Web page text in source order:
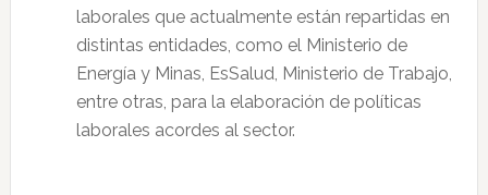
laborales que actualmente están repartidas en
distintas entidades, como el Ministerio de
Energía y Minas, EsSalud, Ministerio de Trabajo,
entre otras, para la elaboración de políticas
laborales acordes al sector.